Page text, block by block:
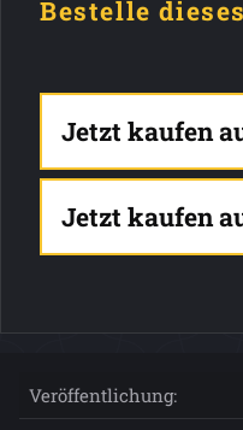
Bestelle
Jetzt kaufen
Jetzt kaufen
Veröffentlichung: